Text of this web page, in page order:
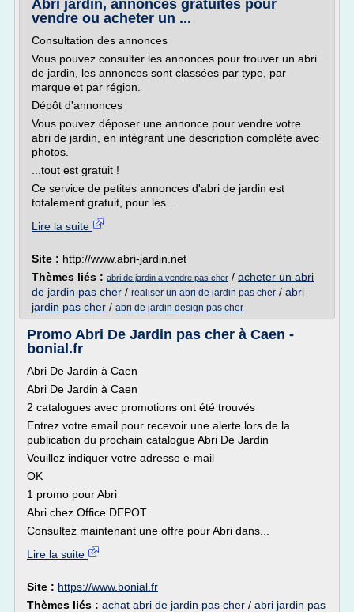
Abri jardin, annonces gratuites pour
vendre ou acheter un ...
Consultation des annonces
Vous pouvez consulter les annonces pour trouver un abri
de jardin, les annonces sont classées par type, par
marque et par région.
Dépôt d'annonces
Vous pouvez déposer une annonce pour vendre votre
abri de jardin, en intégrant une description complète avec
photos.
...tout est gratuit !
Ce service de petites annonces d'abri de jardin est
totalement gratuit, pour les...
Lire la suite
Site : http://www.abri-jardin.net
Thèmes liés : abri de jardin a vendre pas cher / acheter un abri
de jardin pas cher / realiser un abri de jardin pas cher / abri
jardin pas cher / abri de jardin design pas cher
Promo Abri De Jardin pas cher à Caen -
bonial.fr
Abri De Jardin à Caen
Abri De Jardin à Caen
2 catalogues avec promotions ont été trouvés
Entrez votre email pour recevoir une alerte lors de la
publication du prochain catalogue Abri De Jardin
Veuillez indiquer votre adresse e-mail
OK
1 promo pour Abri
Abri chez Office DEPOT
Consultez maintenant une offre pour Abri dans...
Lire la suite
Site : https://www.bonial.fr
Thèmes liés : achat abri de jardin pas cher / abri jardin pas